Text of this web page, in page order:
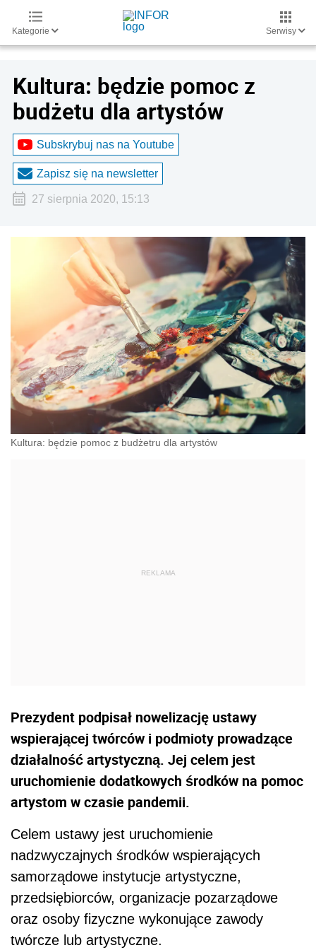
Kategorie Serwisy
Kultura: będzie pomoc z
budżetu dla artystów
Subskrybuj nas na Youtube
Zapisz się na newsletter
27 sierpnia 2020, 15:13
Kultura: będzie pomoc z budżetru dla artystów
Prezydent podpisał nowelizację ustawy
wspierającej twórców i podmioty prowadzące
działalność artystyczną. Jej celem jest
uruchomienie dodatkowych środków na pomoc
artystom w czasie pandemii.
Celem ustawy jest uruchomienie
nadzwyczajnych środków wspierających
samorządowe instytucje artystyczne,
przedsiębiorców, organizacje pozarządowe
oraz osoby fizyczne wykonujące zawody
twórcze lub artystyczne.